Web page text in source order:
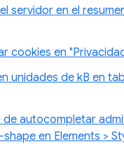
servidor en el
cookies en
unidades de kB en
de autocompletar
en Elements >